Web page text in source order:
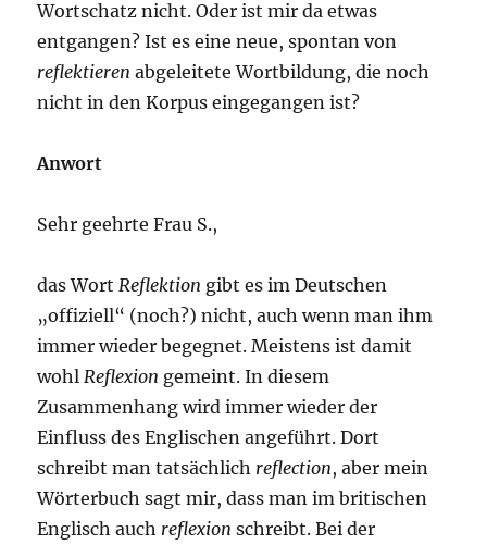
Wortschatz nicht. Oder ist mir da etwas
entgangen? Ist es eine neue, spontan von
reflektieren abgeleitete Wortbildung, die noch
nicht in den Korpus eingegangen ist?
Anwort
Sehr geehrte Frau S.,
das Wort Reflektion gibt es im Deutschen
„offiziell“ (noch?) nicht, auch wenn man ihm
immer wieder begegnet. Meistens ist damit
wohl Reflexion gemeint. In diesem
Zusammenhang wird immer wieder der
Einfluss des Englischen angeführt. Dort
schreibt man tatsächlich reflection, aber mein
Wörterbuch sagt mir, dass man im britischen
Englisch auch reflexion schreibt. Bei der